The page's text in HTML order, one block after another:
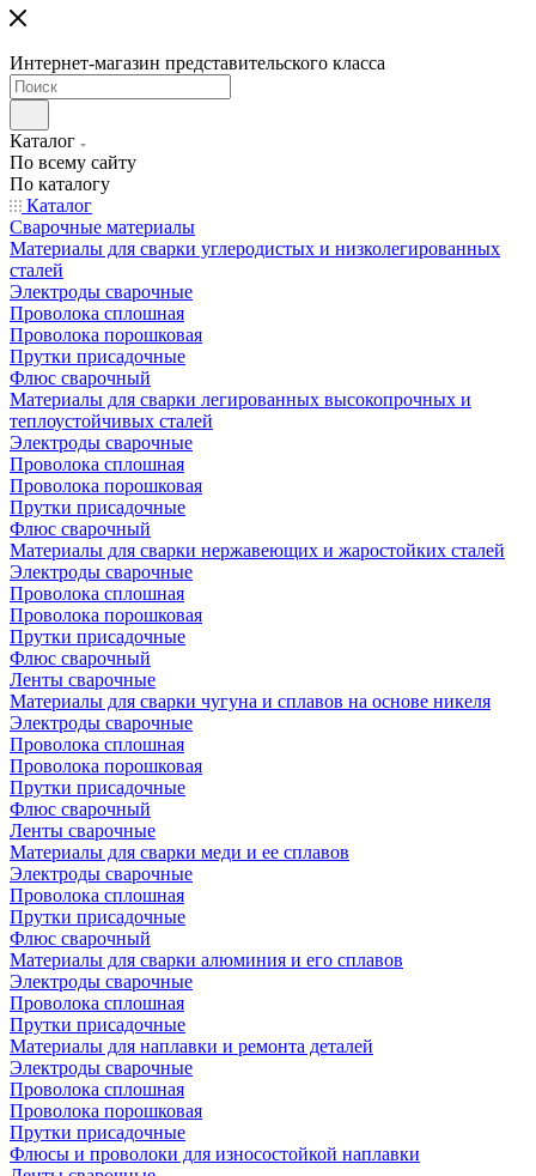
Интернет-магазин представительского класса
Каталог
По всему сайту
По каталогу
Каталог
Сварочные материалы
Материалы для сварки углеродистых и низколегированных
сталей
Электроды сварочные
Проволока сплошная
Проволока порошковая
Прутки присадочные
Флюс сварочный
Материалы для сварки легированных высокопрочных и
теплоустойчивых сталей
Электроды сварочные
Проволока сплошная
Проволока порошковая
Прутки присадочные
Флюс сварочный
Материалы для сварки нержавеющих и жаростойких сталей
Электроды сварочные
Проволока сплошная
Проволока порошковая
Прутки присадочные
Флюс сварочный
Ленты сварочные
Материалы для сварки чугуна и сплавов на основе никеля
Электроды сварочные
Проволока сплошная
Проволока порошковая
Прутки присадочные
Флюс сварочный
Ленты сварочные
Материалы для сварки меди и ее сплавов
Электроды сварочные
Проволока сплошная
Прутки присадочные
Флюс сварочный
Материалы для сварки алюминия и его сплавов
Электроды сварочные
Проволока сплошная
Прутки присадочные
Материалы для наплавки и ремонта деталей
Электроды сварочные
Проволока сплошная
Проволока порошковая
Прутки присадочные
Флюсы и проволоки для износостойкой наплавки